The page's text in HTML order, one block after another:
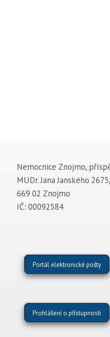
Nemocnice Znojmo,
MUDr. Jana Janského
669 02 Znojmo
IČ: 00092584
Portál elektronické pošty
Prohlášení o přístupnosti